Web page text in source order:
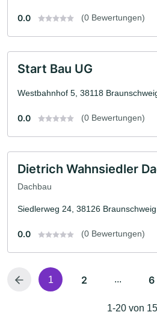
0.0 (0 Bewertungen)
Start Bau UG
Westbahnhof 5, 38118
0.0 (0 Bewertungen)
Dietrich Wahnsiedler
Dachbau
Siedlerweg 24, 38126 Braunschweig
0.0 (0 Bewertungen)
1 2 ... 6
1-20 von